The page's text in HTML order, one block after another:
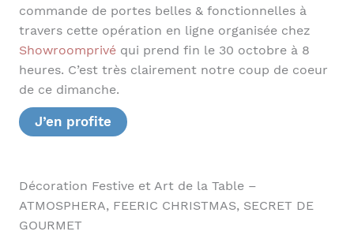
commande de portes belles & fonctionnelles à
travers cette opération en ligne organisée chez
Showroomprivéqui prend fin le 30 octobre à 8
heures. C’est très clairement notre coup de coeur
de ce dimanche.
J’en profite
Décoration Festive et Art de la Table –
ATMOSPHERA, FEERIC CHRISTMAS, SECRET DE
GOURMET